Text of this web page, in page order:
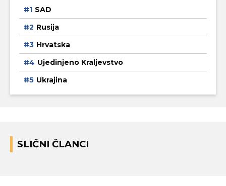
SAD
Rusija
Hrvatska
Ujedinjeno Kraljevstvo
Ukrajina
SLIČNI ČLANCI